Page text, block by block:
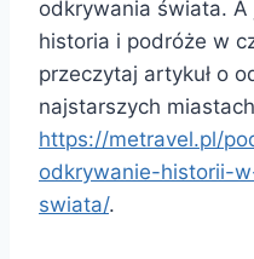
odkrywania świata. A
historia i podróże w
przeczytaj artykuł o
najstarszych
https://metravel.pl/
odkrywanie-historii-
swiata/.